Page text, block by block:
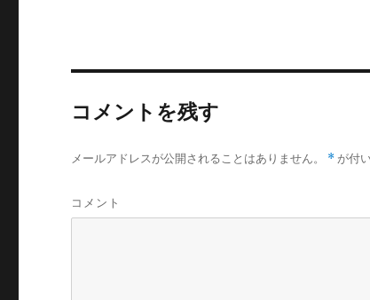
コメントを残す
メールアドレスが公開されることはありません。 * が付
コメント